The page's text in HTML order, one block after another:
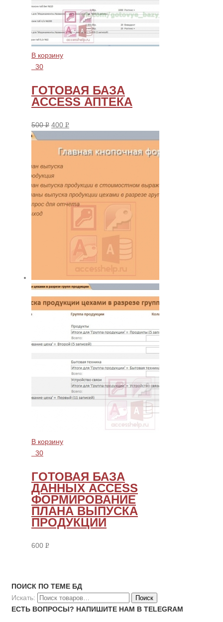
В корзину
30
ГОТОВАЯ БАЗА
ACCESS АПТЕКА
500Р 400 Р
В корзину
30
ГОТОВАЯ БАЗА
ДАННЫХ ACCESS
ФОРМИРОВАНИЕ
ПЛАНА ВЫПУСКА
ПРОДУКЦИИ
600 Р
ПОИСК ПО ТЕМЕ БД
Искать:
ЕСТЬ ВОПРОСЫ? НАПИШИТЕ НАМ В TELEGRAM